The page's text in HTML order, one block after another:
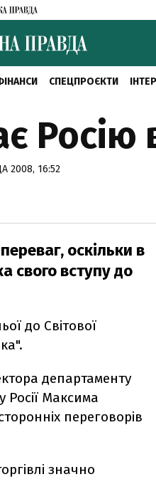
СПЕЦПРОЄКТИ
Росію
2008, 16:52
оскільки в
свого вступу до
до Світової
департаменту
Росії Максима
переговорів
значно